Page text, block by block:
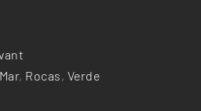
Mar, Rocas, Verde